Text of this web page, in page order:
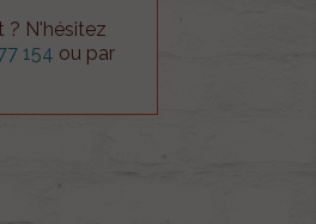
? N'hésitez
154 ou par